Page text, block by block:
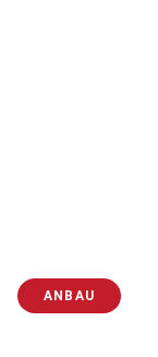
ANBAU